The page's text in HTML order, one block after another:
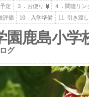
定 ３．お便り
４．関連リン
評価 10．入学準備 11. 引き渡
園鹿島小学
グ